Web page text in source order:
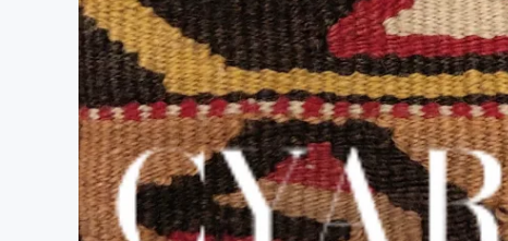
ビジネス・起業
まちづくり・地域活性化